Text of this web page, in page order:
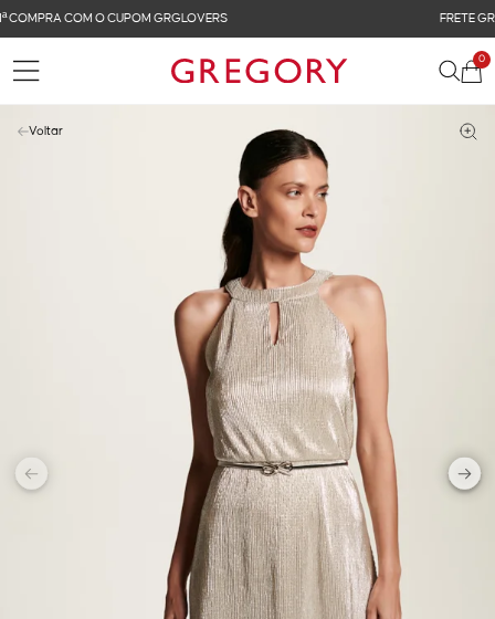
FRETE GRÁTIS NAS COMPRAS ACIMA DE R$ 899
0
Voltar